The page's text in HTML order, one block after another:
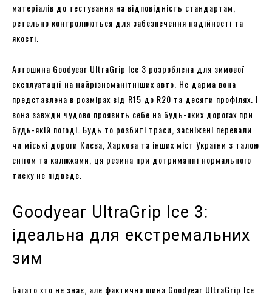
матеріалів до тестування на відповідність стандартам,
ретельно контролюються для забезпечення надійності та
якості.
Автошина Goodyear UltraGrip Ice 3 розроблена для зимової
експлуатації на найрізноманітніших авто. Не дарма вона
представлена в розмірах від R15 до R20 та десяти профілях. І
вона завжди чудово проявить себе на будь-яких дорогах при
будь-якій погоді. Будь то розбиті траси, засніжені перевали
чи міські дороги Києва, Харкова та інших міст України з талою
снігом та калюжами, ця резина при дотриманні нормального
тиску не підведе.
Goodyear UltraGrip Ice 3:
ідеальна для екстремальних
зим
Багато хто не знає, але фактично шина Goodyear UltraGrip Ice